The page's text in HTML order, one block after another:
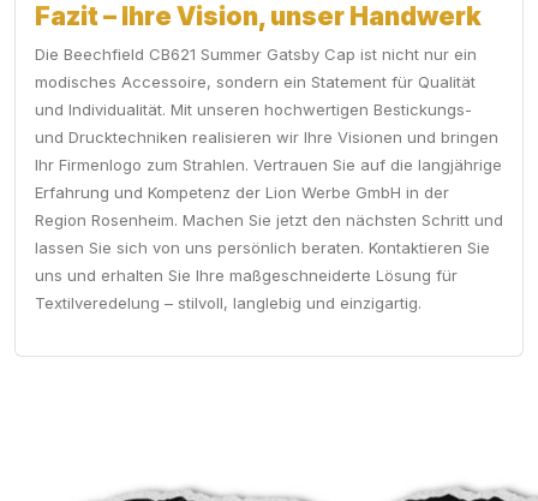
Fazit – Ihre Vision, unser Handwerk
Die Beechfield CB621 Summer Gatsby Cap ist nicht nur ein
modisches Accessoire, sondern ein Statement für Qualität
und Individualität. Mit unseren hochwertigen Bestickungs-
und Drucktechniken realisieren wir Ihre Visionen und bringen
Ihr Firmenlogo zum Strahlen. Vertrauen Sie auf die langjährige
Erfahrung und Kompetenz der Lion Werbe GmbH in der
Region Rosenheim. Machen Sie jetzt den nächsten Schritt und
lassen Sie sich von uns persönlich beraten. Kontaktieren Sie
uns und erhalten Sie Ihre maßgeschneiderte Lösung für
Textilveredelung – stilvoll, langlebig und einzigartig.